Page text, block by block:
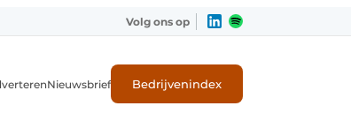
Volg ons op
Nieuwsbrief Bedrijvenindex